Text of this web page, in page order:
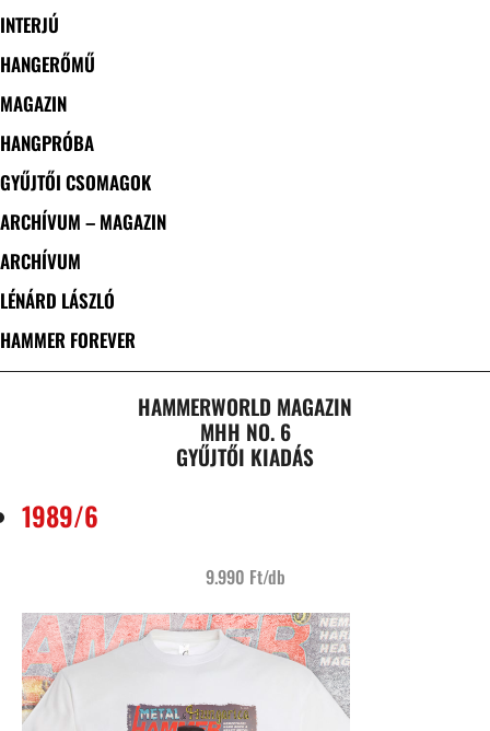
INTERJÚ
HANGERŐMŰ
MAGAZIN
HANGPRÓBA
GYŰJTŐI CSOMAGOK
ARCHÍVUM – MAGAZIN
ARCHÍVUM
LÉNÁRD LÁSZLÓ
HAMMER FOREVER
HAMMERWORLD MAGAZIN
MHH NO. 6
GYŰJTŐI KIADÁS
1989/6
9.990 Ft/db